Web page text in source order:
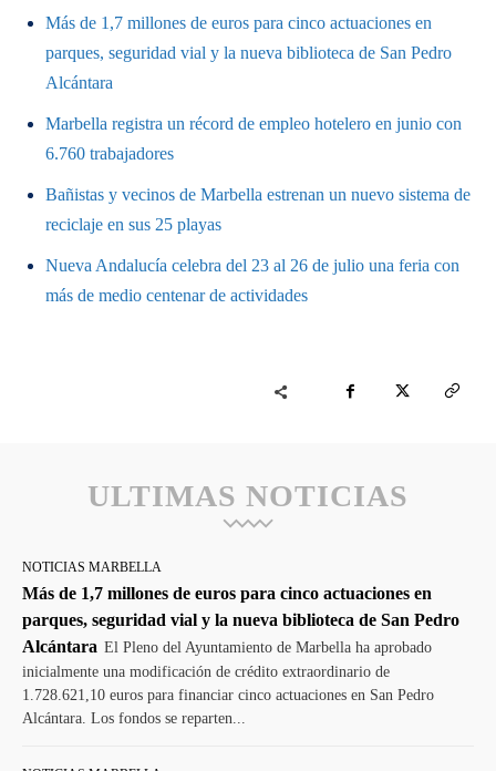
Más de 1,7 millones de euros para cinco actuaciones en
parques, seguridad vial y la nueva biblioteca de San Pedro
Alcántara
Marbella registra un récord de empleo hotelero en junio con
6.760 trabajadores
Bañistas y vecinos de Marbella estrenan un nuevo sistema de
reciclaje en sus 25 playas
Nueva Andalucía celebra del 23 al 26 de julio una feria con
más de medio centenar de actividades
ULTIMAS NOTICIAS
NOTICIAS MARBELLA
Más de 1,7 millones de euros para cinco actuaciones en
parques, seguridad vial y la nueva biblioteca de San Pedro
Alcántara El Pleno del Ayuntamiento de Marbella ha aprobado
inicialmente una modificación de crédito extraordinario de
1.728.621,10 euros para financiar cinco actuaciones en San Pedro
Alcántara. Los fondos se reparten...